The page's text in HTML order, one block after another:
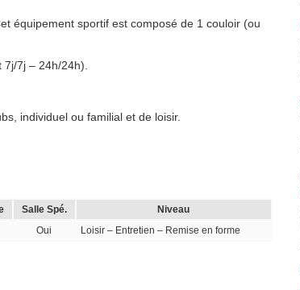
équipement sportif est composé de 1 couloir (ou
7j/7j – 24h/24h).
individuel ou familial et de loisir.
Salle Spé.
Niveau
Oui Loisir – Entretien – Remise en forme